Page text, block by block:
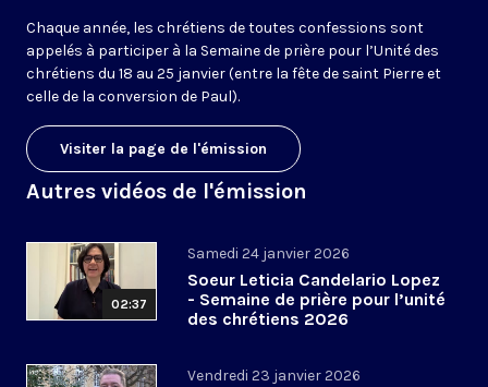
Chaque année, les chrétiens de toutes confessions sont
appelés à participer à la Semainede prière pour l’Unité des
chrétiens du 18 au 25 janvier (entre la fête de saint Pierre et
celle de la conversion de Paul).
Visiter la page de l'émission
Autres vidéos de l'émission
02:37
Samedi 24 janvier 2026
Soeur Leticia Candelario Lopez
- Semaine de prière pour l’unité
des chrétiens 2026
Vendredi 23 janvier 2026